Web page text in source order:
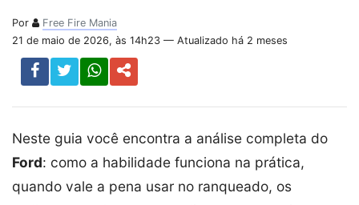
Por
Free Fire Mania
21 de maio de 2026, às 14h23 — Atualizado há 2 meses
Neste guia você encontra a análise completa do
Ford: como a habilidade funciona na prática,
quando vale a pena usar no ranqueado, os